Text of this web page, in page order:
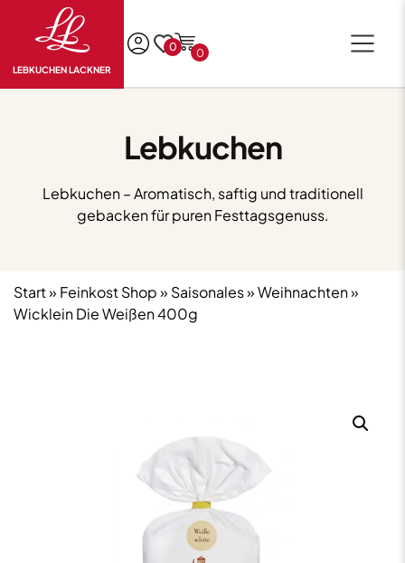
LEBKUCHEN LACKNER
0 0
Lebkuchen
Lebkuchen – Aromatisch, saftig und traditionell
gebacken für puren Festtagsgenuss.
Start» Feinkost Shop» Saisonales»Weihnachten»
Wicklein Die Weißen 400g